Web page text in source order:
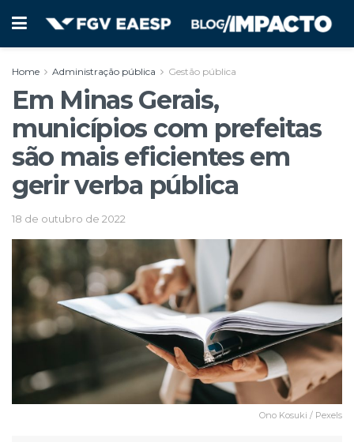
Home Administração pública Gestão pública
Em Minas Gerais,
municípios com prefeitas
são mais eficientes em
gerir verba pública
18 de outubro de 2022
Ono Kosuki / Pexels